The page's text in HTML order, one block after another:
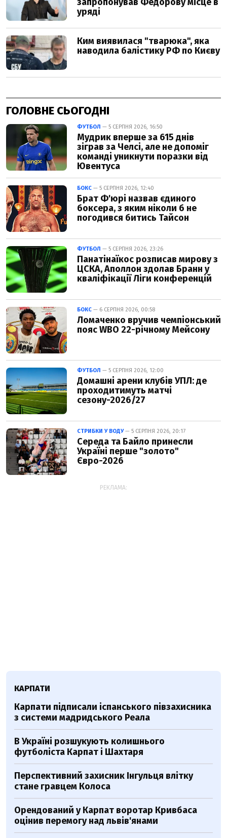
ГОЛОВНЕ СЬОГОДНІ
ФУТБОЛ — 5 СЕРПНЯ 2026, 16:50
Мудрик вперше за 615 днів
зіграв за Челсі, але не допоміг
команді уникнути поразки від
Ювентуса
БОКС — 5 СЕРПНЯ 2026, 12:40
Брат Ф'юрі назвав єдиного
боксера, з яким ніколи б не
погодився битись Тайсон
ФУТБОЛ — 5 СЕРПНЯ 2026, 23:26
Панатінаїкос розписав мирову з
ЦСКА, Аполлон здолав Бранн у
кваліфікації Ліги конференцій
БОКС — 6 СЕРПНЯ 2026, 00:58
Ломаченко вручив чемпіонський
пояс WBO 22-річному Мейсону
ФУТБОЛ — 5 СЕРПНЯ 2026, 12:00
Домашні арени клубів УПЛ: де
проходитимуть матчі
сезону-2026/27
СТРИБКИ У ВОДУ— 5 СЕРПНЯ 2026, 20:17
Середа та Байло принесли
Україні перше "золото"
Євро-2026
РЕКЛАМА:
КАРПАТИ
Карпати підписали іспанського півзахисника
з системи мадридського Реала
В Україні розшукують колишнього
футболіста Карпат і Шахтаря
Перспективний захисник Інгульця влітку
стане гравцем Колоса
Орендований у Карпат воротар Кривбаса
оцінив перемогу над львів'янами